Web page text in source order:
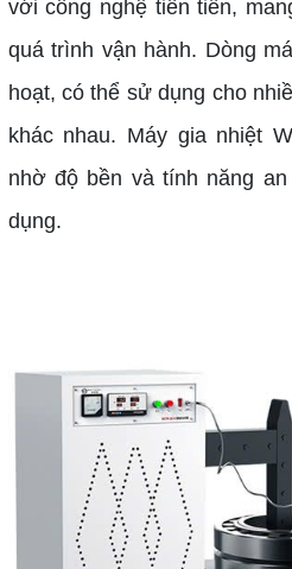
với công nghệ tiên tiến,
quá trình vận hành. Dòng
hoạt, có thể sử dụng cho
khác nhau. Máy gia nhiệt
nhờ độ bền và tính năng
dụng.